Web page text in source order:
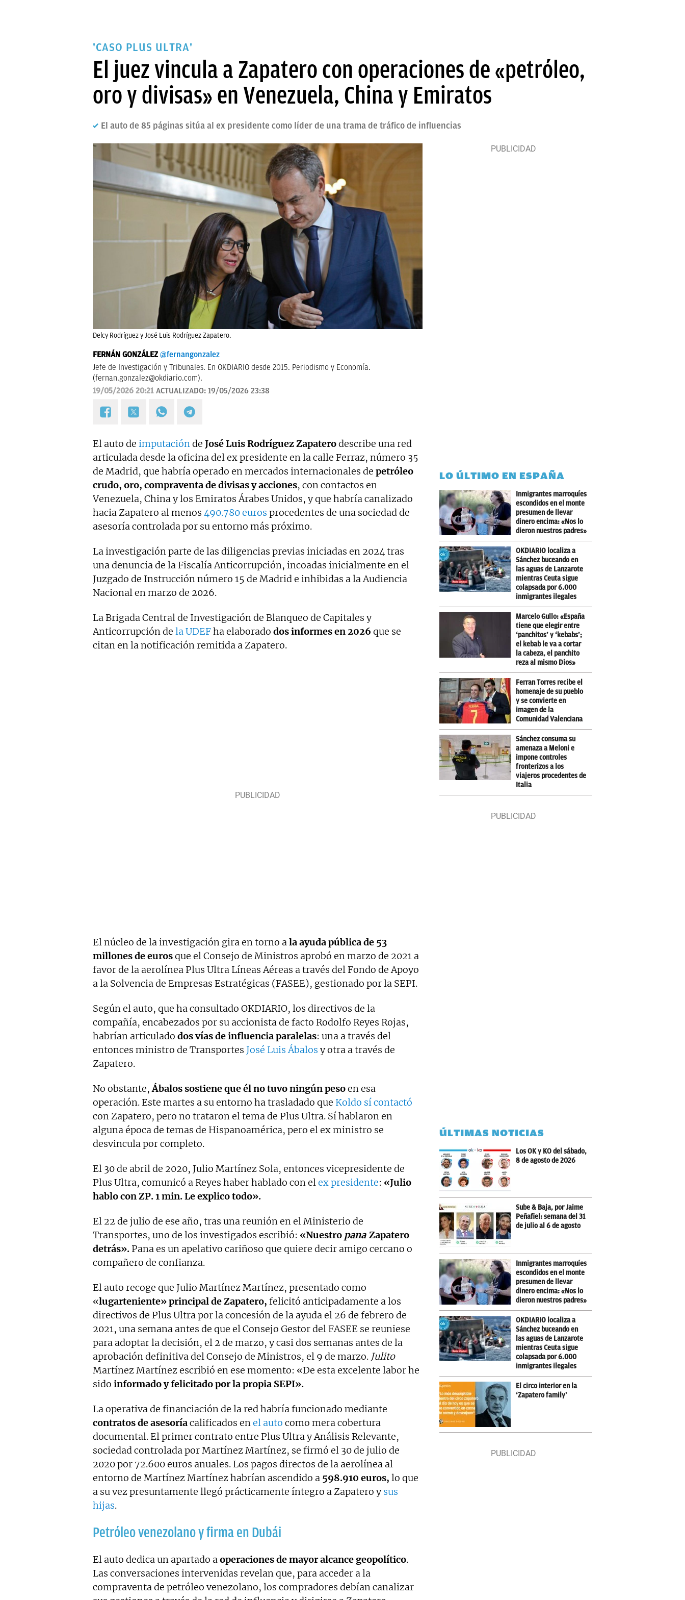
'CASO PLUS ULTRA'
El juez vincula a Zapatero con operaciones de «petróleo,
oro y divisas» en Venezuela, China y Emiratos
El auto de 85 páginas sitúa al ex presidente como líder de una trama de tráfico de influencias
Delcy Rodríguez y José Luis Rodríguez Zapatero.
FERNÁN GONZÁLEZ @fernangonzalez
Jefe de Investigación y Tribunales. En OKDIARIO desde 2015. Periodismo y Economía.
(fernan.gonzalez@okdiario.com).
19/05/2026 20:21 ACTUALIZADO: 19/05/2026 23:38
El auto de imputaciónde José Luis Rodríguez Zapaterodescribe una red
articulada desde la oficina del ex presidente en la calle Ferraz, número 35
de Madrid, que habría operado en mercados internacionales de petróleo
crudo, oro, compraventa de divisas y acciones, con contactos en
Venezuela, China y los Emiratos Árabes Unidos, y que habría canalizado
hacia Zapatero al menos 490.780 euros procedentes de una sociedad de
asesoría controlada por su entorno más próximo.
La investigación parte de las diligencias previas iniciadas en 2024 tras
una denuncia de la Fiscalía Anticorrupción, incoadas inicialmente en el
Juzgado de Instrucción número 15 de Madrid e inhibidas a la Audiencia
Nacional en marzo de 2026.
La Brigada Central de Investigación de Blanqueo de Capitales y
Anticorrupción de la UDEFha elaborado dos informes en 2026 que se
citan en la notificación remitida a Zapatero.
El núcleo de la investigación gira en torno ala ayuda pública de 53
millones de eurosque el Consejo de Ministros aprobó en marzo de 2021 a
favor de la aerolínea Plus Ultra Líneas Aéreas a través del Fondo de Apoyo
a la Solvencia de Empresas Estratégicas (FASEE), gestionado por la SEPI.
Según el auto, que ha consultado OKDIARIO, los directivos de la
compañía, encabezados por su accionista de facto Rodolfo Reyes Rojas,
habrían articulado dos vías de influencia paralelas: una a través del
entonces ministro de Transportes José Luis Ábalos y otra a través de
Zapatero.
No obstante,Ábalos sostiene que él no tuvo ningún pesoen esa
operación. Este martes a su entorno ha trasladado que Koldo sí contactó
con Zapatero, pero no trataron el tema de Plus Ultra. Sí hablaron en
alguna época de temas de Hispanoamérica, pero el ex ministro se
desvincula por completo.
El 30 de abril de 2020, Julio Martínez Sola, entonces vicepresidente de
Plus Ultra, comunicó a Reyes haber hablado con elex presidente: «Julio
hablo con ZP. 1 min. Le explico todo».
El 22 de julio de ese año, tras una reunión en el Ministerio de
Transportes, uno de los investigados escribió: «Nuestro pana Zapatero
detrás». Pana es un apelativo cariñoso que quiere decir amigo cercano o
compañero de confianza.
El auto recoge que Julio Martínez Martínez, presentado como
«lugarteniente» principal de Zapatero, felicitó anticipadamente a los
directivos de Plus Ultra por la concesión de la ayuda el 26 de febrero de
2021, una semana antes de que el Consejo Gestor del FASEE se reuniese
para adoptar la decisión, el 2 de marzo, y casi dos semanas antes de la
aprobación definitiva del Consejo de Ministros, el 9 de marzo. Julito
Martínez Martínez escribió en ese momento: «De esta excelente labor he
sido informado y felicitado por la propia SEPI».
La operativa de financiación de la red habría funcionado mediante
contratos de asesoríacalificados enel auto como mera cobertura
documental. El primer contrato entre Plus Ultra y Análisis Relevante,
sociedad controlada por Martínez Martínez, se firmó el 30 de julio de
2020 por 72.600 euros anuales. Los pagos directos de la aerolínea al
entorno de Martínez Martínez habrían ascendido a 598.910 euros, lo que
a su vez presuntamente llegó prácticamente íntegro a Zapatero ysus
hijas.
Petróleo venezolano y firma en Dubái
El auto dedica un apartado aoperaciones de mayor alcance geopolítico.
Las conversaciones intervenidas revelan que, para acceder a la
compraventa de petróleo venezolano, los compradores debían canalizar
LO ÚLTIMO EN ESPAÑA
Inmigrantes marroquíes
escondidos en el monte
presumen de llevar
dinero encima: «Nos lo
dieron nuestros padres»
OKDIARIO localiza a
Sánchez buceando en
las aguas de Lanzarote
mientras Ceuta sigue
colapsada por 6.000
inmigrantes ilegales
Marcelo Gullo: «España
tiene que elegir entre
‘panchitos’ y ‘kebabs’;
el kebab le va a cortar
la cabeza, el panchito
reza al mismo Dios»
Ferran Torres recibe el
homenaje de su pueblo
y se convierte en
imagen de la
Comunidad Valenciana
Sánchez consuma su
amenaza a Meloni e
impone controles
fronterizos a los
viajeros procedentes de
Italia
ÚLTIMAS NOTICIAS
Los OK y KO del sábado,
8 de agosto de 2026
Sube & Baja, por Jaime
Peñafiel: semana del 31
de julio al 6 de agosto
Inmigrantes marroquíes
escondidos en el monte
presumen de llevar
dinero encima: «Nos lo
dieron nuestros padres»
OKDIARIO localiza a
Sánchez buceando en
las aguas de Lanzarote
mientras Ceuta sigue
colapsada por 6.000
inmigrantes ilegales
El circo interior en la
‘Zapatero family’